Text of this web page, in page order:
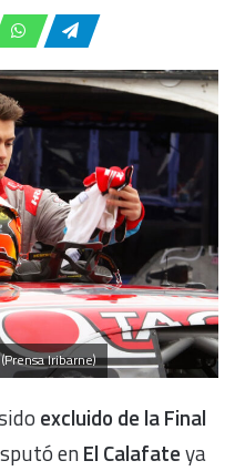
Iribarne)
excluido de la Final
enEl Calafateya